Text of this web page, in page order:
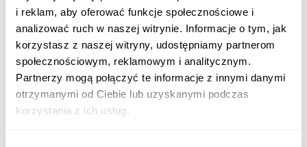
i reklam, aby oferować funkcje społecznościowe i
analizować ruch w naszej witrynie. Informacje o tym, jak
korzystasz z naszej witryny, udostępniamy partnerom
społecznościowym, reklamowym i analitycznym.
Partnerzy mogą połączyć te informacje z innymi danymi
otrzymanymi od Ciebie lub uzyskanymi podczas
korzystania z ich usług.
niezbędnych informacji. Ponadto urządzenia mają
dawać możliwość generowania obrazów AI na żywo,
za pomocą funkcji Cocreator oraz będą wspierać
użytkownika dzięki osobistemu asystentowi.
W kolejnych tygodniach Copilot ma uzyskać dostęp
do najbardziej zaawansowanych modeli sztucznej
inteligencji, w tym GPT-4o, co ma umożliwić